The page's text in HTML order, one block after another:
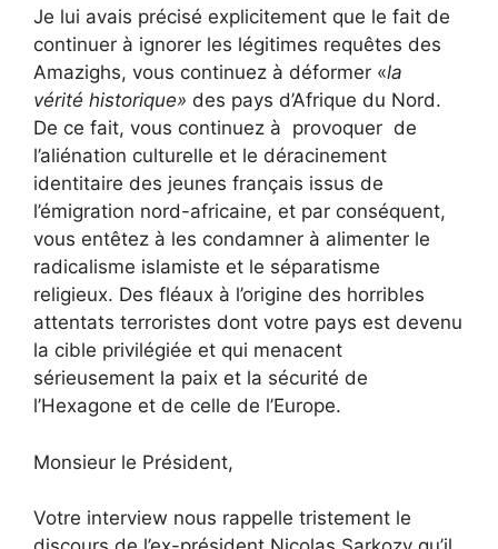
Je lui avais précisé explicitement que le fait de
continuer à ignorer les légitimes requêtes des
Amazighs, vous continuez à déformer «la
vérité historique» des pays d’Afrique du Nord.
De ce fait, vous continuez à provoquer de
l’aliénation culturelle et le déracinement
identitaire des jeunes français issus de
l’émigration nord-africaine, et par conséquent,
vous entêtez à les condamner à alimenter le
radicalisme islamiste et le séparatisme
religieux. Des fléaux à l’origine des horribles
attentats terroristes dont votre pays est devenu
la cible privilégiée et qui menacent
sérieusement la paix et la sécurité de
l’Hexagone et de celle de l’Europe.
Monsieur le Président,
Votre interview nous rappelle tristement le